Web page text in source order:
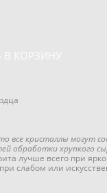
В КОРЗИНУ
все кристаллы могут
обработки хрупкого
лучше всего при
слабом или